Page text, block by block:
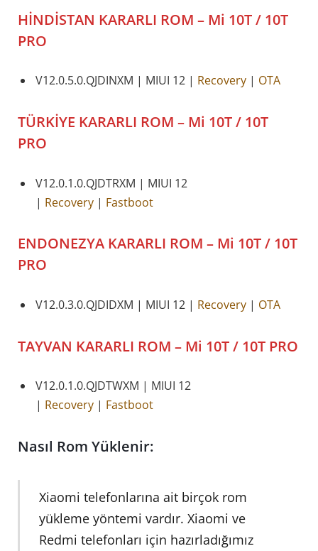
HİNDİSTAN KARARLI ROM – Mi 10T / 10T
PRO
V12.0.5.0.QJDINXM | MIUI 12 | Recovery | OTA
TÜRKİYE KARARLI ROM – Mi 10T / 10T
PRO
V12.0.1.0.QJDTRXM | MIUI 12
| Recovery | Fastboot
ENDONEZYA KARARLI ROM – Mi 10T / 10T
PRO
V12.0.3.0.QJDIDXM | MIUI 12 | Recovery | OTA
TAYVAN KARARLI ROM – Mi 10T / 10T PRO
V12.0.1.0.QJDTWXM | MIUI 12
| Recovery | Fastboot
Nasıl Rom Yüklenir:
Xiaomi telefonlarına ait birçok rom
yükleme yöntemi vardır. Xiaomi ve
Redmi telefonları için hazırladığımız